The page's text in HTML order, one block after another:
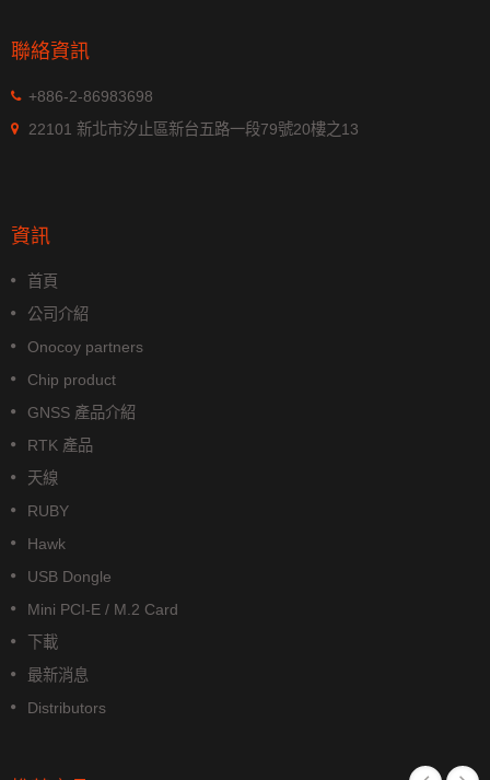
聯絡資訊
+886-2-86983698
22101 新北市汐止區新台五路一段79號20樓之13
資訊
首頁
公司介紹
Onocoy partners
Chip product
GNSS 產品介紹
RTK 產品
天線
RUBY
Hawk
USB Dongle
Mini PCI-E / M.2 Card
下載
最新消息
Distributors